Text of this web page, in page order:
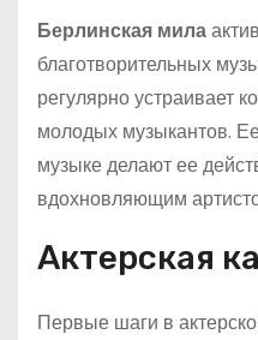
Берлинская мила
благотворительных
регулярно устраивает
молодых музыкантов.
музыке делают ее
вдохновляющим
Актерская
Первые шаги в